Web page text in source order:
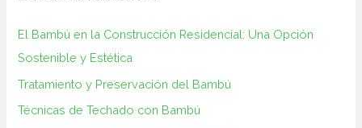
El Bambú en la Construcción‌ Residencial: Una Opción
Sostenible y ⁢Estética
Tratamiento y Preservación del Bambú
Técnicas de Techado con Bambú